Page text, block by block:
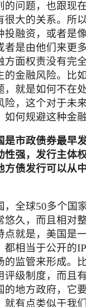
的问题，也跟现
很大的关系。所
投融资，或者是
者是由他们来更
方面权责没有完
的金融风险。比
，就是如何不在
险，这个对于未
如何规避这种金
市政债券最早
性强，发行主体
债发行可以从
全球50多个国
久，而且相对
点就是，美国是
相当于公开的
的监管来形成。
评级制度，而且
的地方政府，它
就有点类似于我